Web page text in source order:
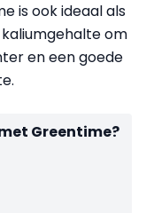
is ook ideaal als
om
en een goede
Greentime?